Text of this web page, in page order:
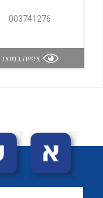
003741276
צפייה במוצר